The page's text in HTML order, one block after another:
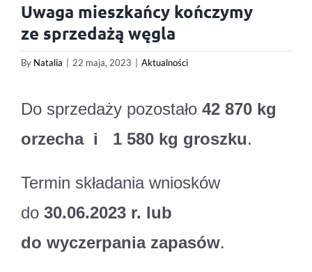
Uwaga mieszkańcy kończymy
ze sprzedażą węgla
By Natalia 22 maja, 2023 Aktualności
Do sprzedaży pozostało 42 870 kg
orzecha i 1 580 kg groszku.
Termin składania wniosków
do 30.06.2023 r. lub
do wyczerpania zapasów.